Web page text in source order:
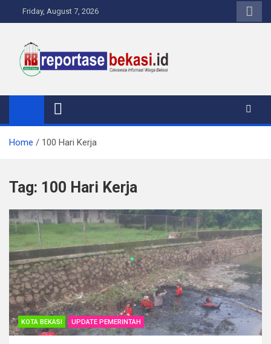
to
Friday, August 7, 2026
Reportase Bekasi
Cakrawala Informasi Warga Bekasi
Home 100 Hari Kerja
Tag: 100 Hari Kerja
KOTA BEKASI UPDATE PEMERINTAH